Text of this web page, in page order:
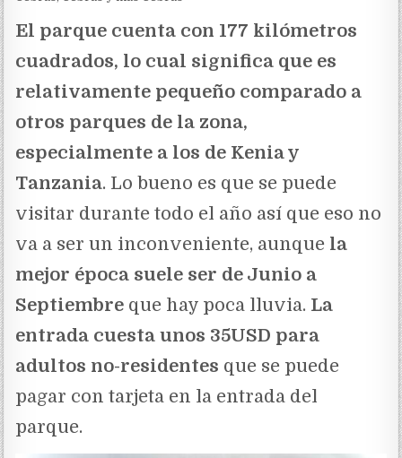
El parque cuenta con 177 kilómetros
cuadrados, lo cual significa que es
relativamente pequeño comparado a
otros parques de la zona,
especialmente a los de Kenia y
Tanzania. Lo bueno es que se puede
visitar durante todo el año así que eso no
va a ser un inconveniente, aunque la
mejor época suele ser de Junio a
Septiembre que hay poca lluvia. La
entrada cuesta unos 35USD para
adultos no-residentes que se puede
pagar con tarjeta en la entrada del
parque.